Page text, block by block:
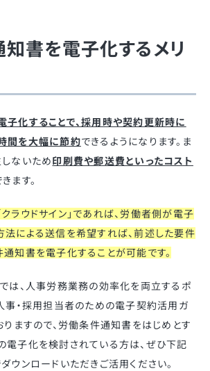
書を電子化するメリ
子化することで、採用時や契約更新時に
間を大幅に節約できるようになります。ま
ないため印刷費や郵送費といったコスト
ます。
ラウドサイン」であれば、労働者側が電子
法による送信を希望すれば、前述した要件
知書を電子化することが可能です。
は、人事労務業務の効率化を両立するポ
事・採用担当者のための電子契約活用ガ
りますので、労働条件通知書をはじめとす
電子化を検討されている方は、ぜひ下記
ウンロードいただきご活用ください。